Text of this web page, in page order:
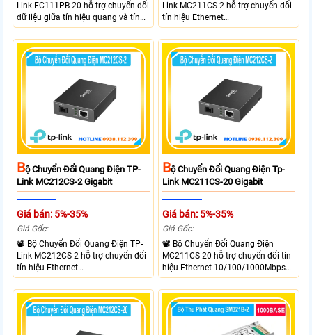
Link FC111PB-20 hỗ trợ chuyển đổi
dữ liệu giữa tín hiệu quang và tín
hiệu điện với tốc độ 10/100Mbps,
mở rộng khoảng cách truyền lên
đến 20km. Công nghệ WDM cho
phép truyền nhận dữ liệu trên một
Link MC211CS-2 hỗ trợ chuyển đổi
tín hiệu Ethernet
10/100/1000Mbps sang kết nối
cáp quang Gigabit Single Mode SC
WDM hai chiều. Trang bị 1 cổng
RJ45 Gigabit Auto MDI/MDIX và 1
cổng SC Gigabit, hỗ trợ truyền dữ
liệu hai chiều đồng thời lên đến
BỘ Chuyển Đổi Quang Điện TP-
Link MC212CS-2 Gigabit
Giá bán: 5%-35%
Giá Gốc:
📽 Bộ Chuyển Đổi Quang Điện TP-
Link MC212CS-2 hỗ trợ chuyển đổi
tín hiệu Ethernet
10/100/1000Mbps sang kết nối
cáp quang Gigabit Single Mode SC
WDM hai chiều. Trang bị 1 cổng
RJ45 Gigabit Auto MDI/MDIX và 1
BỘ Chuyển Đổi Quang Điện Tp-
Link MC211CS-20 Gigabit
Giá bán: 5%-35%
Giá Gốc:
📽 Bộ Chuyển Đổi Quang Điện
MC211CS-20 hỗ trợ chuyển đổi tín
hiệu Ethernet 10/100/1000Mbps
sang kết nối cáp quang Gigabit
Single Mode SC WDM hai chiều.
Trang bị 1 cổng RJ45 Gigabit Auto
MDI/MDIX và 1 cổng SC Gigabit hỗ
trợ truyền dữ liệu hai chiều đồng